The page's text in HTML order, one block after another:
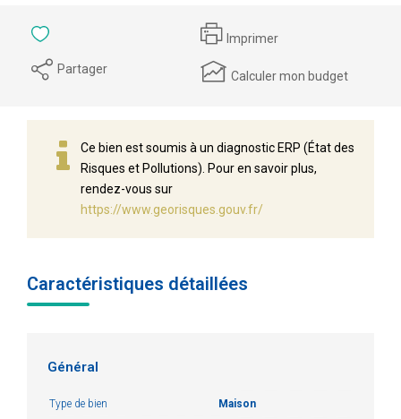
Imprimer
Partager Calculer mon budget
Ce bien est soumis à un diagnostic ERP (État des
Risques et Pollutions). Pour en savoir plus,
rendez-vous sur
https://www.georisques.gouv.fr/
Caractéristiques détaillées
Général
Type de bien Maison